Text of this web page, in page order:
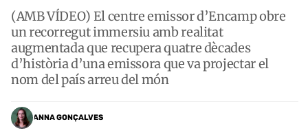
(AMB VÍDEO) El centre emissor d’Encamp obre
un recorregut immersiu amb realitat
augmentada que recupera quatre dècades
d’història d’una emissora que va projectar el
nom del país arreu del món
ANNA GONÇALVES